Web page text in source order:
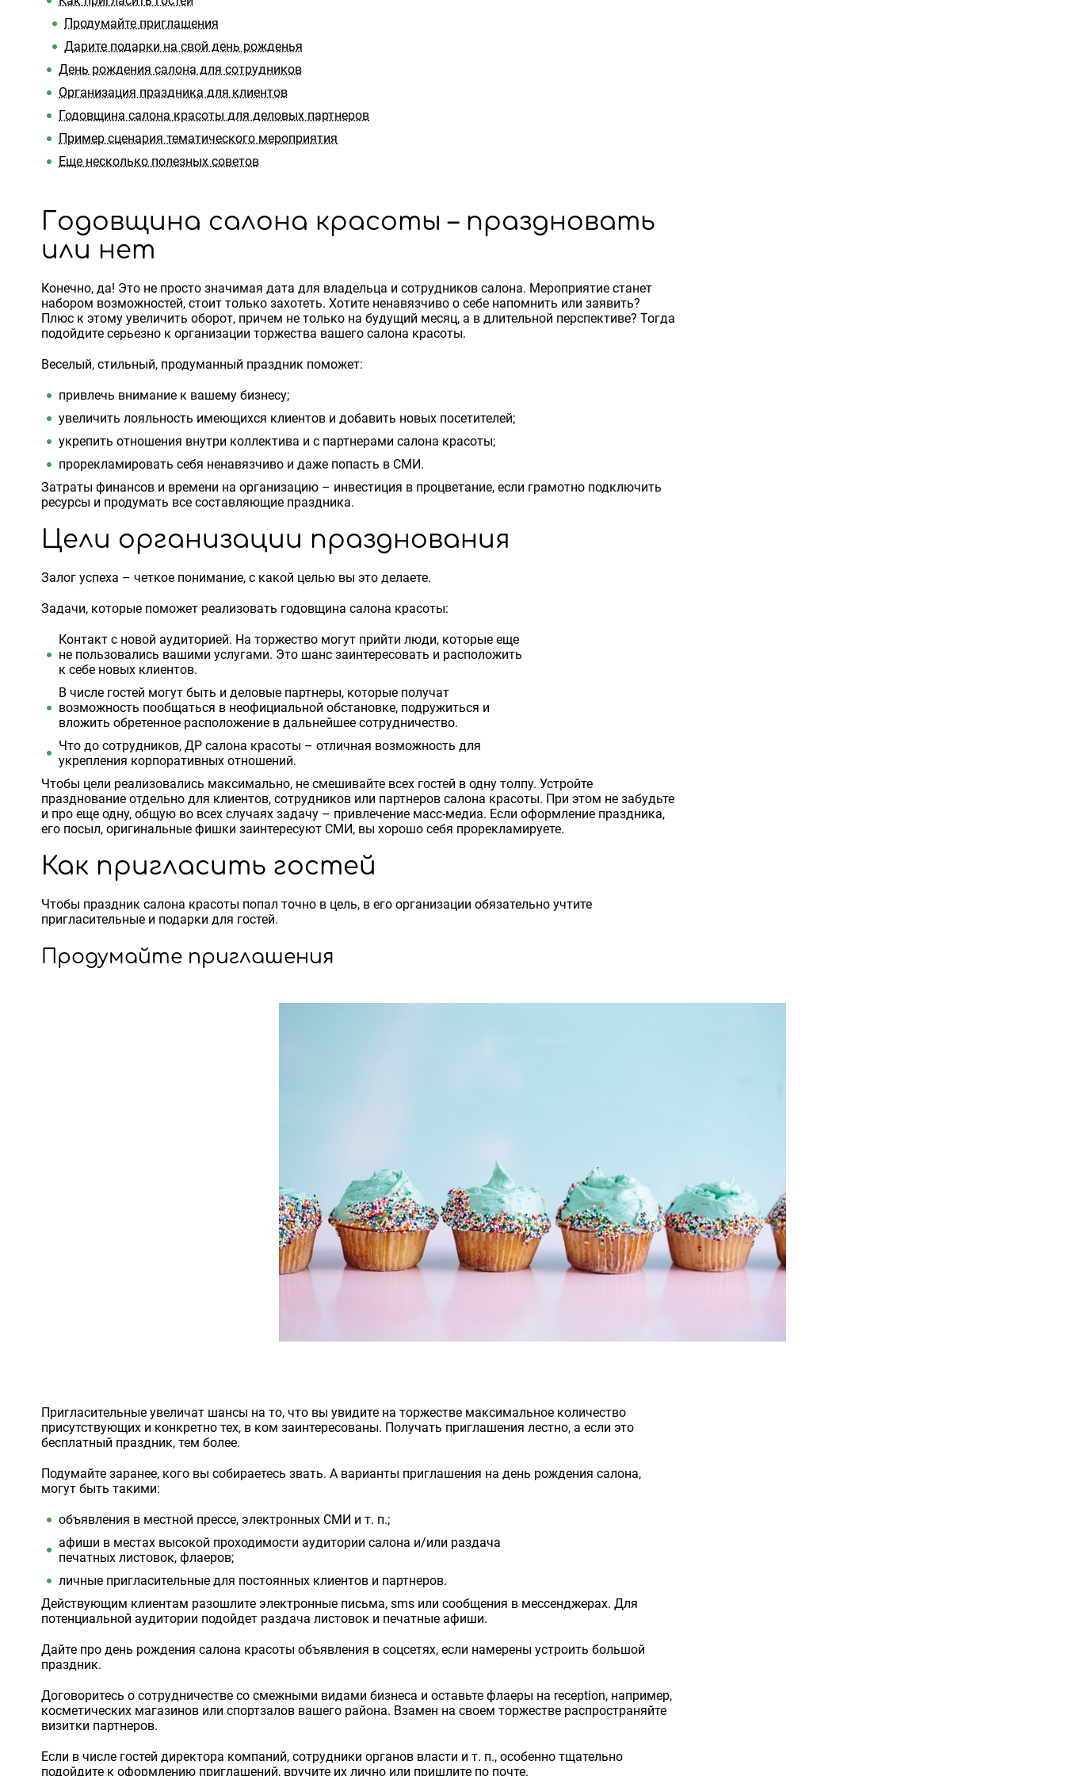
Продумайте приглашения
Дарите подарки на свой день рожденья
День рождения салона для сотрудников
Организация праздника для клиентов
Годовщина салона красоты для деловых партнеров
Пример сценария тематического мероприятия
Еще несколько полезных советов
Годовщина салона красоты – праздновать
или нет
Конечно, да! Это не просто значимая дата для владельца и сотрудников салона. Мероприятие станет
набором возможностей, стоит только захотеть. Хотите ненавязчиво о себе напомнить или заявить?
Плюс к этому увеличить оборот, причем не только на будущий месяц, а в длительной перспективе? Тогда
подойдите серьезно к организации торжества вашего салона красоты.
Веселый, стильный, продуманный праздник поможет:
привлечь внимание к вашему бизнесу;
увеличить лояльность имеющихся клиентов и добавить новых посетителей;
укрепить отношения внутри коллектива и с партнерами салона красоты;
прорекламировать себя ненавязчиво и даже попасть в СМИ.
Затраты финансов и времени на организацию – инвестиция в процветание, если грамотно подключить
ресурсы и продумать все составляющие праздника.
Цели организации празднования
Залог успеха – четкое понимание, с какой целью вы это делаете.
Задачи, которые поможет реализовать годовщина салона красоты:
Контакт с новой аудиторией. На торжество могут прийти люди, которые еще
не пользовались вашими услугами. Это шанс заинтересовать и расположить
к себе новых клиентов.
В числе гостей могут быть и деловые партнеры, которые получат
возможность пообщаться в неофициальной обстановке, подружиться и
вложить обретенное расположение в дальнейшее сотрудничество.
Что до сотрудников, ДР салона красоты – отличная возможность для
укрепления корпоративных отношений.
Чтобы цели реализовались максимально, не смешивайте всех гостей в одну толпу. Устройте
празднование отдельно для клиентов, сотрудников или партнеров салона красоты. При этом не забудьте
и про еще одну, общую во всех случаях задачу – привлечение масс-медиа. Если оформление праздника,
его посыл, оригинальные фишки заинтересуют СМИ, вы хорошо себя прорекламируете.
Как пригласить гостей
Чтобы праздник салона красоты попал точно в цель, в его организации обязательно учтите
пригласительные и подарки для гостей.
Продумайте приглашения
Пригласительные увеличат шансы на то, что вы увидите на торжестве максимальное количество
присутствующих и конкретно тех, в ком заинтересованы. Получать приглашения лестно, а если это
бесплатный праздник, тем более.
Подумайте заранее, кого вы собираетесь звать. А варианты приглашения на день рождения салона,
могут быть такими:
объявления в местной прессе, электронных СМИ и т. п.;
афиши в местах высокой проходимости аудитории салона и/или раздача
печатных листовок, флаеров;
личные пригласительные для постоянных клиентов и партнеров.
Действующим клиентам разошлите электронные письма, sms или сообщения в мессенджерах. Для
потенциальной аудитории подойдет раздача листовок и печатные афиши.
Дайте про день рождения салона красоты объявления в соцсетях, если намерены устроить большой
праздник.
Договоритесь о сотрудничестве со смежными видами бизнеса и оставьте флаеры на reception, например,
косметических магазинов или спортзалов вашего района. Взамен на своем торжестве распространяйте
визитки партнеров.
Если в числе гостей директора компаний, сотрудники органов власти и т. п., особенно тщательно
подойдите к оформлению приглашений, вручите их лично или пришлите по почте.